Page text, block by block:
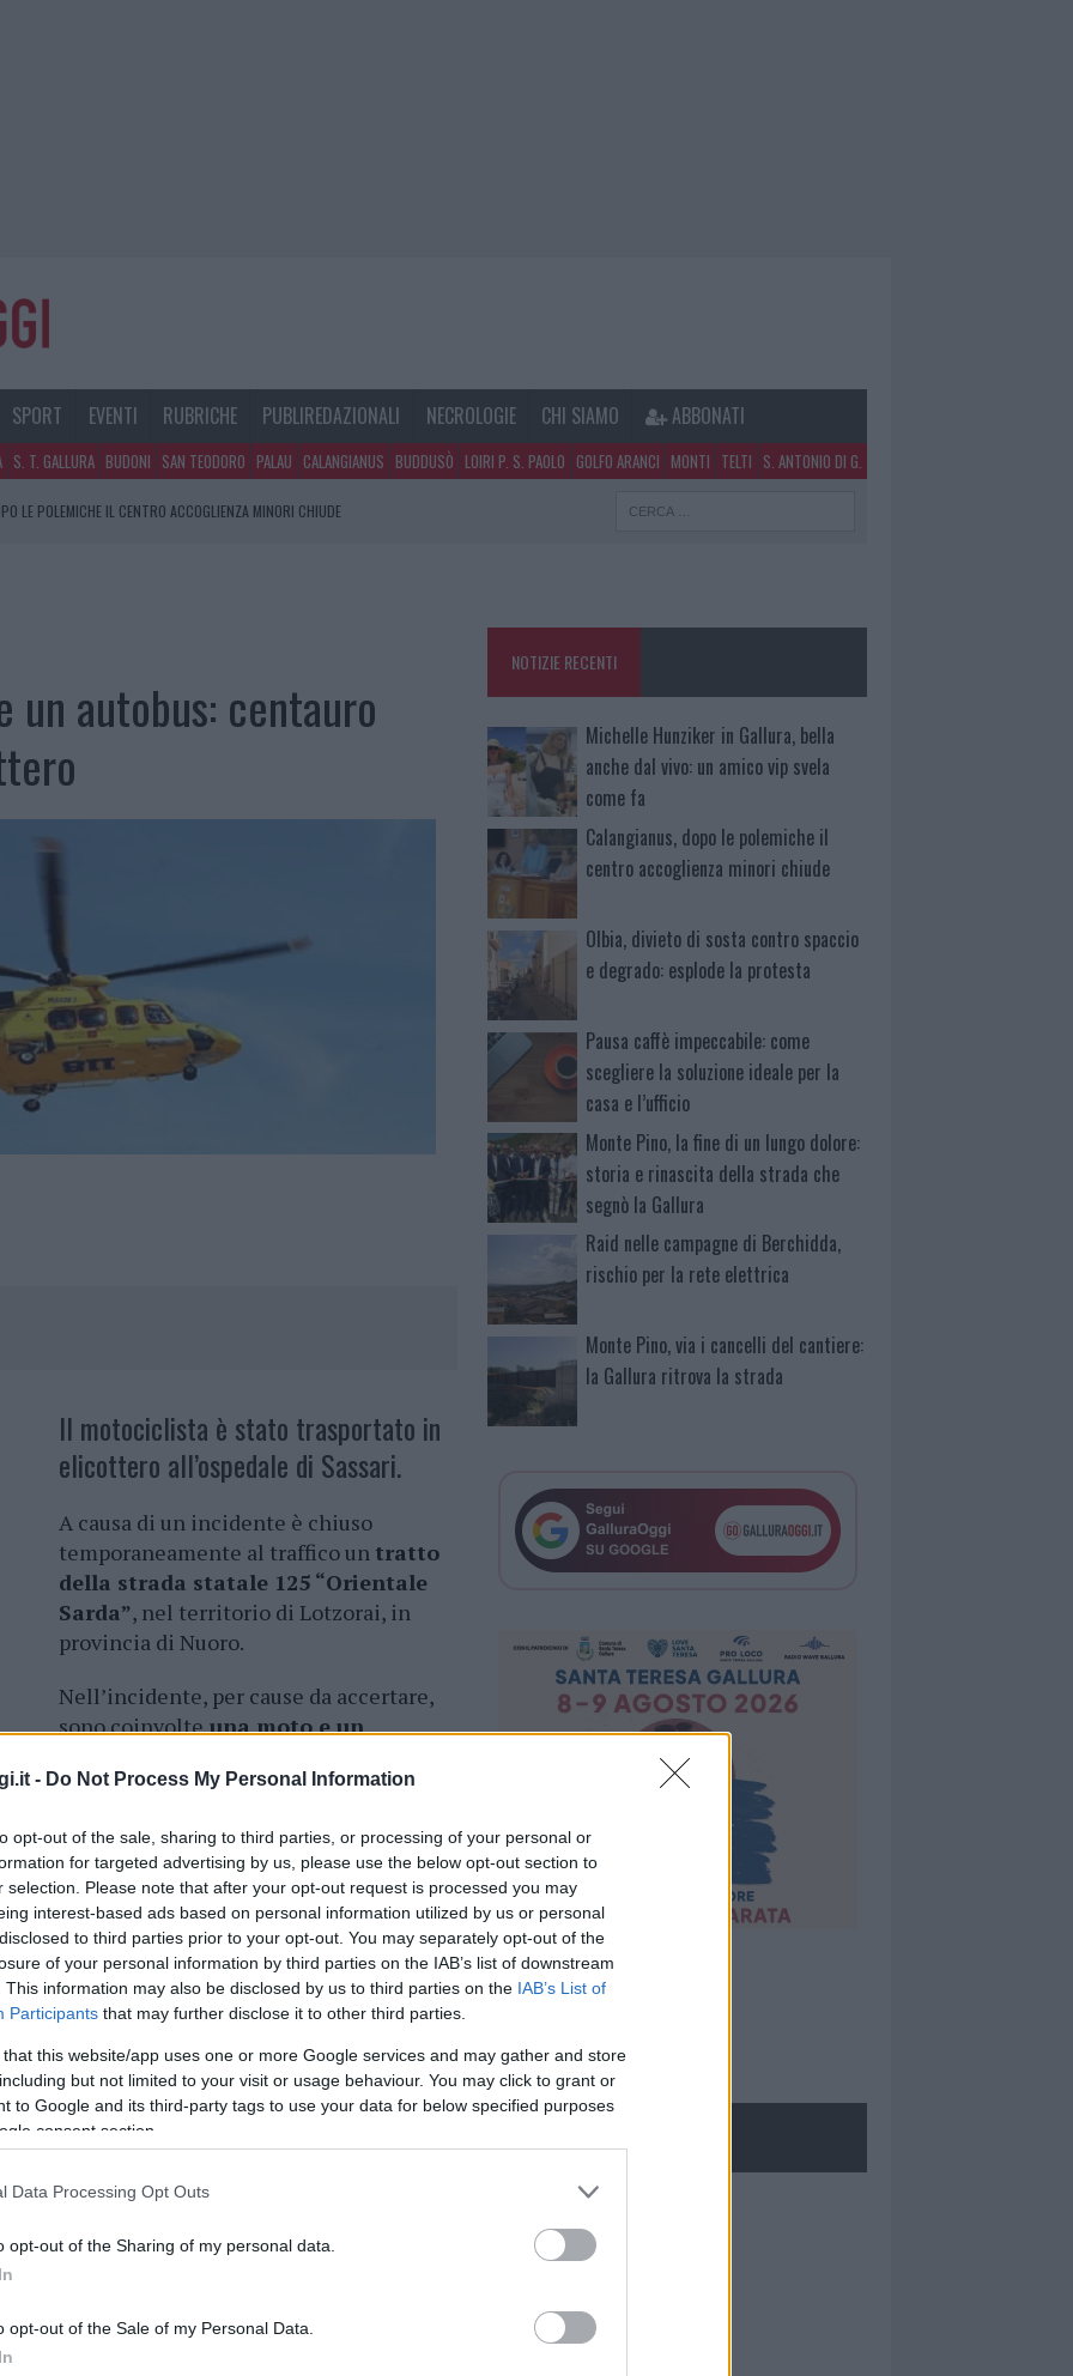
- Do Not Process My Personal Information
opt-out of the sale, sharing to third parties, or processing of your personal or
for targeted advertising by us, please use the below opt-out section to
selection. Please note that after your opt-out request is processed you may
interest-based ads based on personal information utilized by us or personal
to third parties prior to your opt-out. You may separately opt-out of the
of your personal information by third parties on the IAB’s list of downstream
This information may also be disclosed by us to third parties on the IAB’s List of
Participants that may further disclose it to other third parties.
that this website/app uses one or more Google services and may gather and store
but not limited to your visit or usage behaviour. You may click to grant or
to Google and its third-party tags to use your data for below specified purposes
consent section.
Data Processing Opt Outs
opt-out of the Sharing of my personal data.
opt-out of the Sale of my Personal Data.
SPORT EVENTI RUBRICHE PUBLIREDAZIONALI NECROLOGIE CHI SIAMO ABBONATI
S. T. GALLURA BUDONI SAN TEODORO PALAU CALANGIANUS BUDDUSÒ LOIRI P. S. PAOLO GOLFO ARANCI MONTI TELTI S. ANTONIO DI G.
LE POLEMICHE IL CENTRO ACCOGLIENZA MINORI CHIUDE
autobus: centauro
Il motociclista è stato trasportato in
elicottero all’ospedale di Sassari.
A causa di un incidente è chiuso
temporaneamente al traffico un tratto
della strada statale 125 “Orientale
Sarda”, nel territorio di Lotzorai, in
provincia di Nuoro.
Nell’incidente, per cause da accertare,
sono coinvolteuna moto e un
e portato inelicottero all’ospedale di
ma al momento non non sembra essere in
Sul posto sono presenti le squadre Anas
del traffico e perrimozione delle
possibile.
cliccandoqui
nella sezione
NOTIZIE RECENTI
Michelle Hunziker in Gallura, bella
anche dal vivo: un amico vip svela
come fa
Calangianus, dopo le polemiche il
centro accoglienza minori chiude
Olbia, divieto di sosta contro spaccio
e degrado: esplode la protesta
Pausa caffè impeccabile: come
scegliere la soluzione ideale per la
casa e l’ufficio
Monte Pino, la fine di un lungo dolore:
storia e rinascita della strada che
segnò la Gallura
Raid nelle campagne di Berchidda,
rischio per la rete elettrica
Monte Pino, via i cancelli del cantiere:
la Gallura ritrova la strada
Paolo Pinna